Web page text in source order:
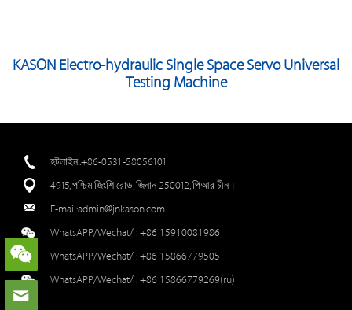
KASON Electro-hydraulic Single Space Servo Universal
Testing Machine
হটলাইন::+86-0531-58056101
4915, পশ্চিম জিংশি রোড, জিনান 250012, পিআর চীন।
E-mail:admin@jnkason.com
WhatsAPP/Wechat/ :+86 15910081986
WhatsAPP/Wechat/ :+86 15866779505
WhatsAPP/Wechat/ :+86 15866779269(ru)